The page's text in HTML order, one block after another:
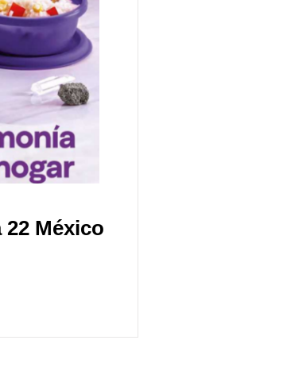
México